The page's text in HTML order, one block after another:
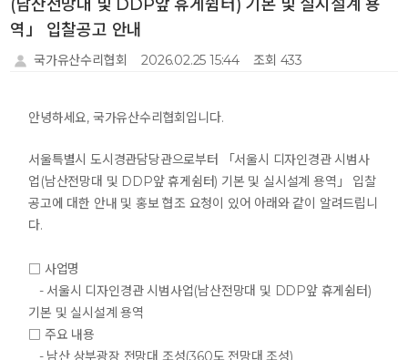
(남산전망대 및 DDP앞 휴게쉼터) 기본 및 실시설계 용
역」 입찰공고 안내
국가유산수리협회 2026.02.25 15:44 조회 433
안녕하세요, 국가유산수리협회입니다.
서울특별시 도시경관담당관으로부터 「서울시 디자인경관 시범사
업(남산전망대 및 DDP앞 휴게쉼터) 기본 및 실시설계 용역」 입찰
공고에 대한 안내 및 홍보 협조 요청이 있어 아래와 같이 알려드립니
다.
□ 사업명
- 서울시 디자인경관 시범사업(남산전망대 및 DDP앞 휴게쉼터)
기본 및 실시설계 용역
□ 주요 내용
- 남산 상부광장 전망대 조성(360도 전망대 조성)